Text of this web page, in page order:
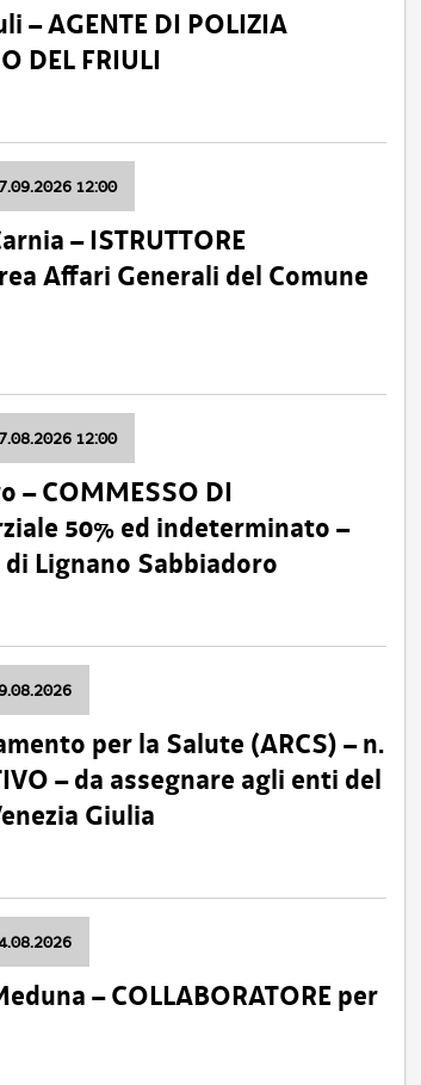
– AGENTE DI POLIZIA
DEL FRIULI
12:00
– ISTRUTTORE
Affari Generali del Comune
12:00
– COMMESSO DI
50% ed indeterminato –
di Lignano Sabbiadoro
per la Salute (ARCS) – n.
– da assegnare agli enti del
Giulia
– COLLABORATORE per